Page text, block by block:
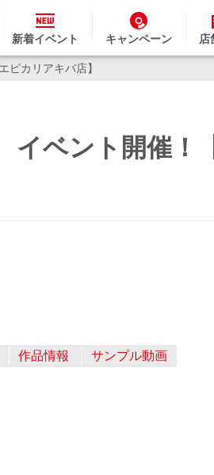
新着イベント キャンペーン 店
カリアキバ店】
ベント開催！
作品情報 サンプル動画